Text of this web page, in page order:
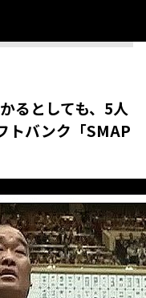
るとしても、5人
トバンク「SMAP